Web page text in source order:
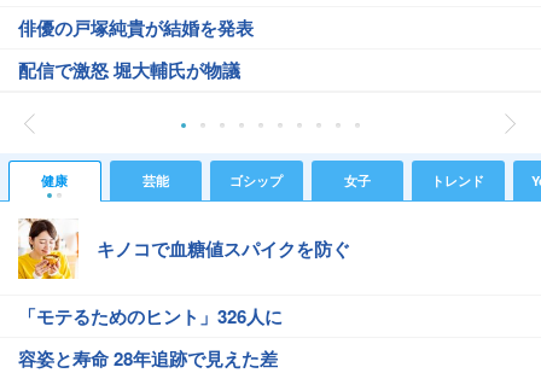
俳優の戸塚純貴が結婚を発表
配信で激怒 堀大輔氏が物議
健康 芸能 ゴシップ 女子 トレンド
キノコで血糖値スパイクを防ぐ
「モテるためのヒント」326人に
容姿と寿命 28年追跡で見えた差